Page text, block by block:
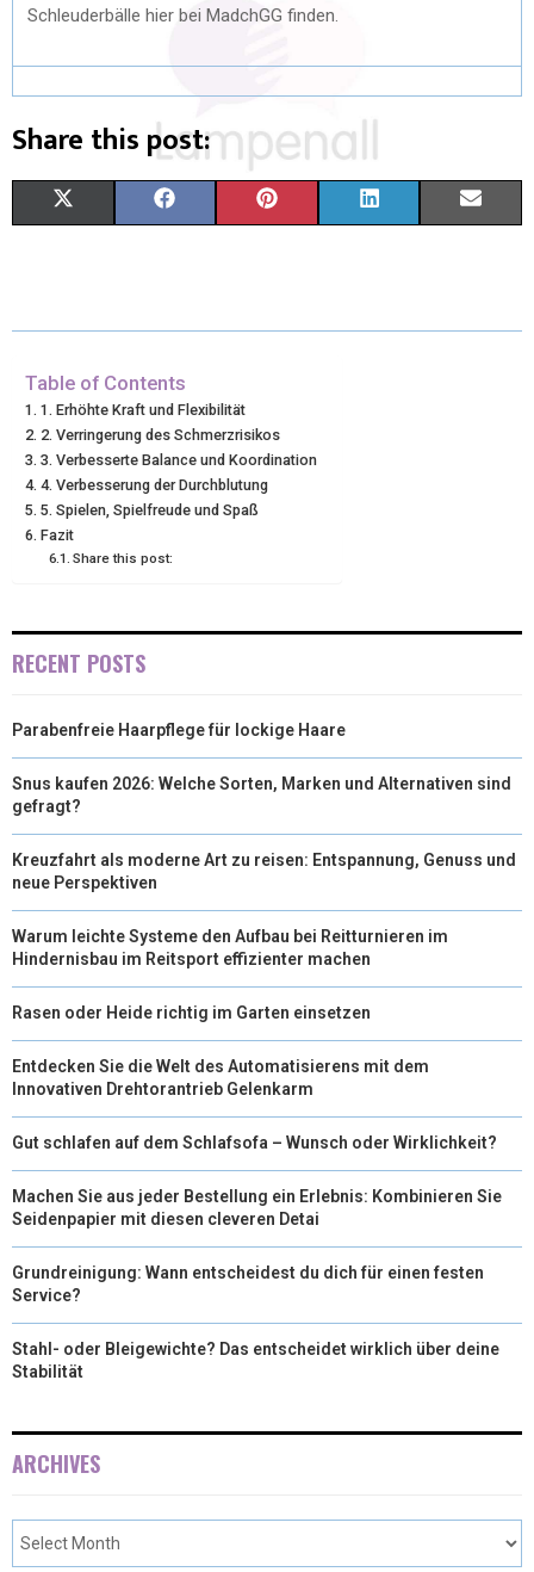
Schleuderbälle hier bei MadchGG finden.
Share this post:
W
T
T
E
E
O
O
K
T
E
K I
Table of Contents
1. Erhöhte Kraft und Flexibilität
2. Verringerung des Schmerzrisikos
3. Verbesserte Balance und Koordination
4. Verbesserung der Durchblutung
5. Spielen, Spielfreude und Spaß
Fazit
Share this post:
RECENT POSTS
Parabenfreie Haarpflege für lockige Haare
Snus kaufen 2026: Welche Sorten, Marken und Alternativen sind
gefragt?
Kreuzfahrt als moderne Art zu reisen: Entspannung, Genuss und
neue Perspektiven
Warum leichte Systeme den Aufbau bei Reitturnieren im
Hindernisbau im Reitsport effizienter machen
Rasen oder Heide richtig im Garten einsetzen
Entdecken Sie die Welt des Automatisierens mit dem
Innovativen Drehtorantrieb Gelenkarm
Gut schlafen auf dem Schlafsofa – Wunsch oder Wirklichkeit?
Machen Sie aus jeder Bestellung ein Erlebnis: Kombinieren Sie
Seidenpapier mit diesen cleveren Detai
Grundreinigung: Wann entscheidest du dich für einen festen
Service?
Stahl- oder Bleigewichte? Das entscheidet wirklich über deine
Stabilität
ARCHIVES